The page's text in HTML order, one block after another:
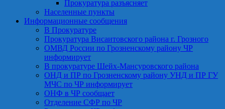
Прокуратура разъясняет
Населенные пункты
Информационные сообщения
В Прокуратуре
Прокуратура Висаитовского района г. Грозного
ОМВД России по Грозненскому району ЧР
информирует
В прокуратуре Шейх-Мансуровского района
ОНД и ПР по Грозненскому району УНД и ПР ГУ
МЧС по ЧР информирует
ОНФ в ЧР сообщает
Отделение СФР по ЧР